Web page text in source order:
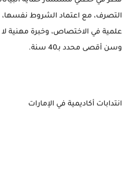
التصرف، مع اعتماد الشروط نفسها،
علمية في الاختصاص، وخبرة
وسن أقصى محدد بـ40 سنة.
انتدابات أكاديمية في الإمارات